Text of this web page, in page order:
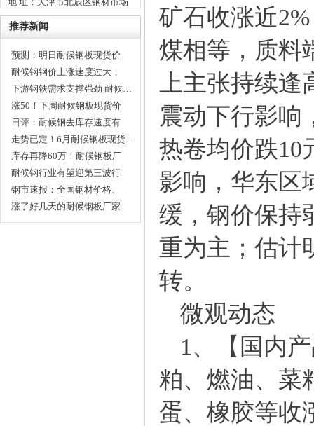
推荐新闻
预测：明日耐候钢板现货价
格…
耐候钢钢价上涨速度过大，
警…
下游钢铁需求支撑强劲 耐候…
涨50！下周耐候钢板现货价
格…
日评：耐候钢去库存速度有
所…
走势已定！6月耐候钢板现货…
库存再降60万！耐候钢板厂
家…
耐候钢行业有望迎第三波行
情…
钢市速报：全国钢材价格、
耐…
涨了好几天的耐候钢板厂家
价…
矿石收涨近
煤相等，质料
上主张持续
震动下行影响
热卷均价跌10
影响，华东区
缓，钢价保持
重为主；估计
转。
微观动态
1、【国内产
粕、燃油、菜
蛋、橡胶等收